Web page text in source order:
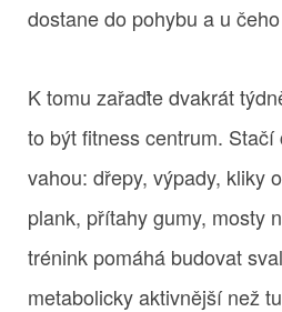
dostane do pohybu a u
K tomu zařaďte dvakrát
to být fitness centrum.
vahou: dřepy, výpady, kliky
plank, přítahy gumy, mosty
trénink pomáhá budovat
metabolicky aktivnější než